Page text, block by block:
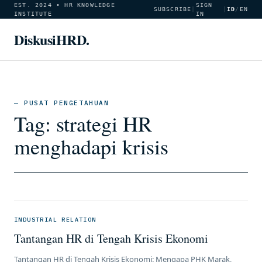
EST. 2024 • HR KNOWLEDGE
INSTITUTE
SUBSCRIBE
SIGN
IN
ID/ EN
DiskusiHRD.
— PUSAT PENGETAHUAN
Tag: strategi HR
menghadapi krisis
INDUSTRIAL RELATION
Tantangan HR di Tengah Krisis Ekonomi
Tantangan HR di Tengah Krisis Ekonomi: Mengapa PHK Marak,